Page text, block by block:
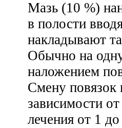
Мазь (10 %)
в полости
накладывают
Обычно на
наложением
Смену повязок
зависимости
лечения от 1